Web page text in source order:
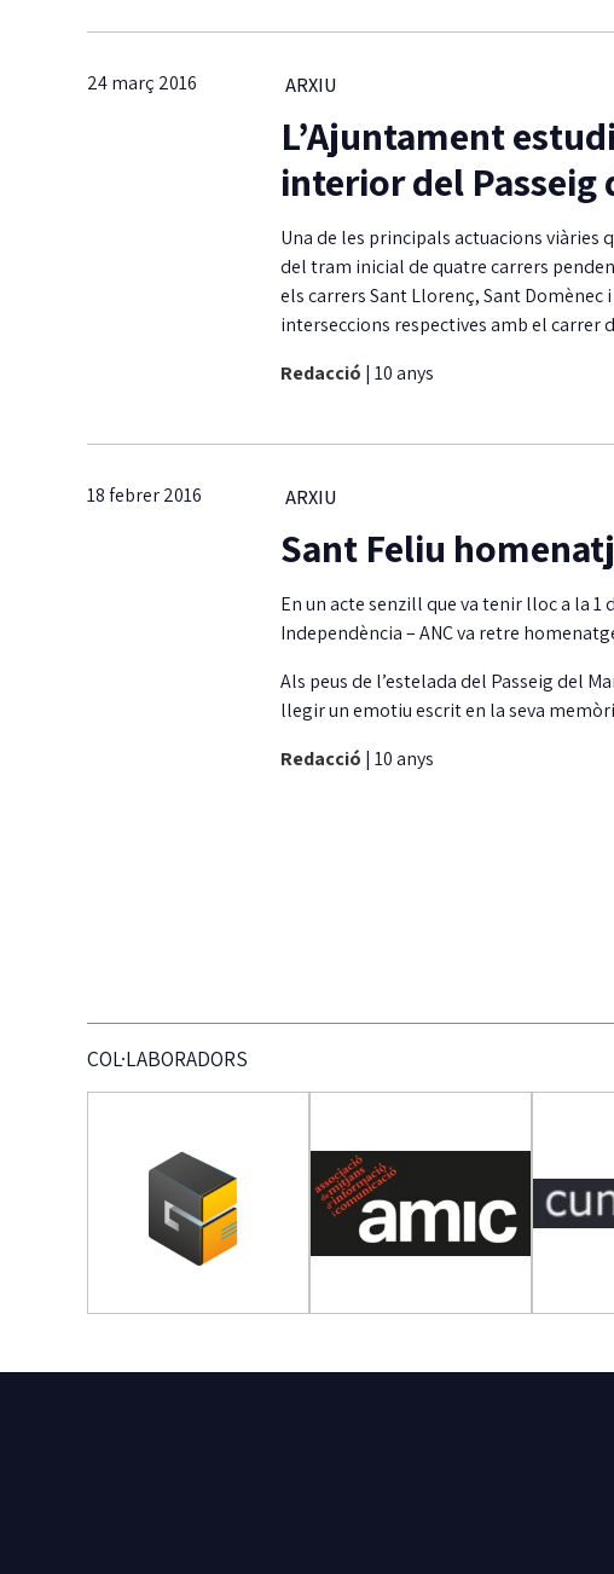
24 març 2016 ARXIU
L’Ajuntament
interior del Passeig
Una de les principals actuacions viàries
del tram inicial de quatre carrers
els carrers Sant Llorenç, Sant Domènec
interseccions respectives amb el carrer
Redacció | 10 anys
18 febrer 2016 ARXIU
Sant Feliu
En un acte senzill que va tenir lloc a la 1
Independència – ANC va retre
Als peus de l’estelada del Passeig del
llegir un emotiu escrit en la seva
Redacció | 10 anys
COL·LABORADORS